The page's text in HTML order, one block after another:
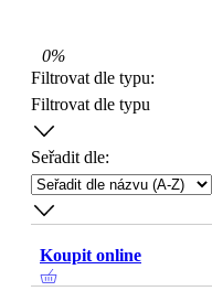
0%
Filtrovat dle typu:
Filtrovat dle typu
Seřadit dle:
Koupit online